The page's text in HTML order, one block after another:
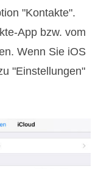
"Kontakte".
App bzw. vom
Wenn Sie iOS
"Einstellungen"